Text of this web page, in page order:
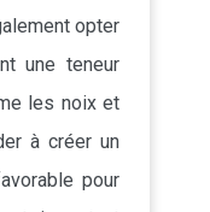
opter
une teneur
les noix et
à créer un
pour